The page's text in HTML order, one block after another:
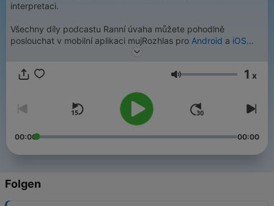
interpretaci.
Všechny díly podcastu Ranní úvaha můžete pohodlně
poslouchat v mobilní aplikaci mujRozhlas pro Android a iOS
Lautstärke 1 x
00:00 00:00
Folgen